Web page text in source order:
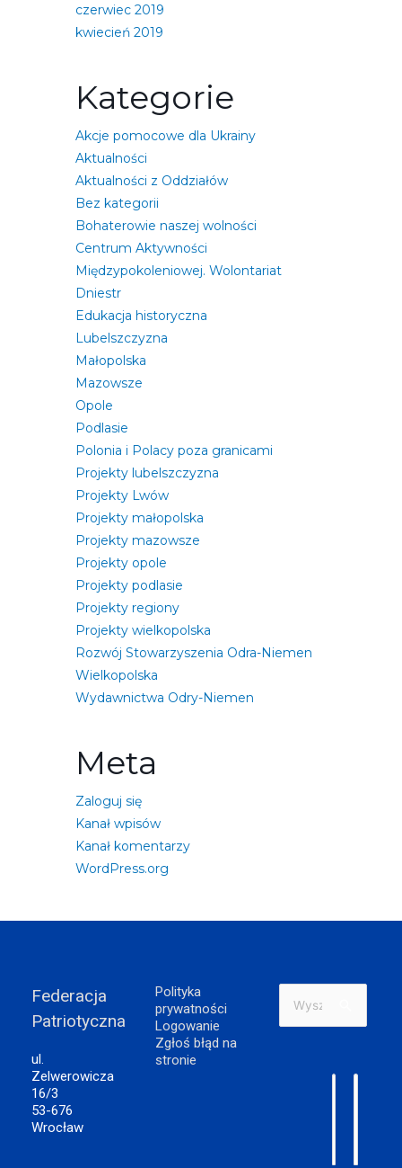
czerwiec 2019
kwiecień 2019
Kategorie
Akcje pomocowe dla Ukrainy
Aktualności
Aktualności z Oddziałów
Bez kategorii
Bohaterowie naszej wolności
Centrum Aktywności
Międzypokoleniowej. Wolontariat
Dniestr
Edukacja historyczna
Lubelszczyzna
Małopolska
Mazowsze
Opole
Podlasie
Polonia i Polacy poza granicami
Projekty lubelszczyzna
Projekty Lwów
Projekty małopolska
Projekty mazowsze
Projekty opole
Projekty podlasie
Projekty regiony
Projekty wielkopolska
Rozwój Stowarzyszenia Odra-Niemen
Wielkopolska
Wydawnictwa Odry-Niemen
Meta
Zaloguj się
Kanał wpisów
Kanał komentarzy
WordPress.org
Federacja
Patriotyczna
ul.
Zelwerowicza
16/3
53-676
Wrocław
Polityka
prywatności
Logowanie
Zgłoś błąd na
stronie
Szukaj